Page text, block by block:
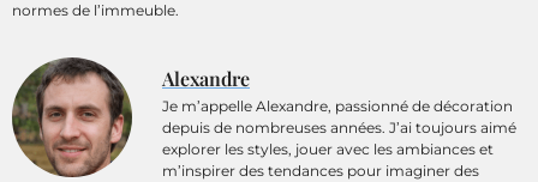
normes de l’immeuble.
Alexandre
Je m’appelle Alexandre, passionné de décoration
depuis de nombreuses années. J’ai toujours aimé
explorer les styles, jouer avec les ambiances et
m’inspirer des tendances pour imaginer des